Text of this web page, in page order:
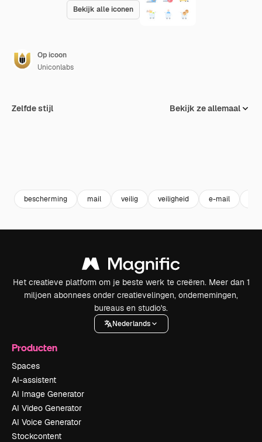
Bekijk alle iconen
Op icoon
Uniconlabs
Zelfde stijl Bekijk ze allemaal
bescherming mail veilig veiligheid e-mail
Het creatieve platform om je beste werk te creëren. Meer dan 1
miljoen abonnees onder creatievelingen, ondernemingen,
bureaus en studio's.
Nederlands
Producten
Spaces
AI-assistent
AI Image Generator
AI Video Generator
AI Voice Generator
Stockcontent